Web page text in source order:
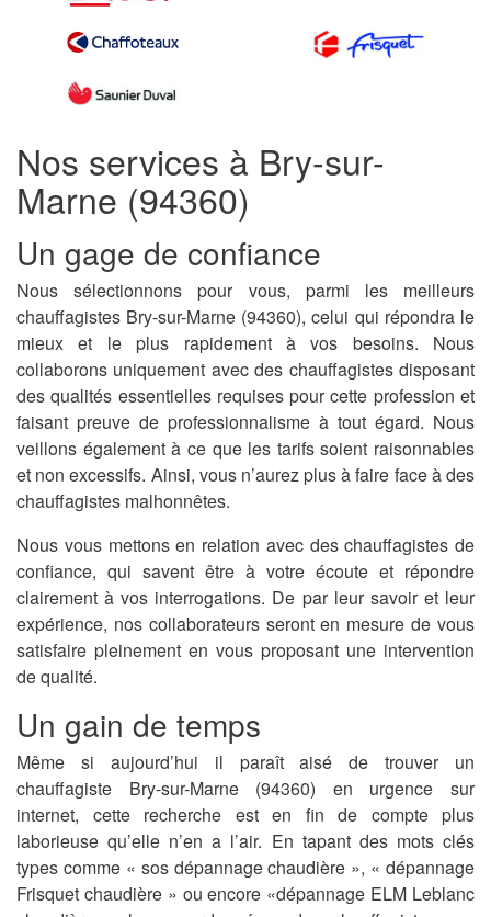
Nos services à Bry-sur-
Marne (94360)
Un gage de confiance
Nous sélectionnons pour vous, parmi les meilleurs
chauffagistes Bry-sur-Marne (94360), celui qui répondra le
mieux et le plus rapidement à vos besoins. Nous
collaborons uniquement avec des chauffagistes disposant
des qualités essentielles requises pour cette profession et
faisant preuve de professionnalisme à tout égard. Nous
veillons également à ce que les tarifs soient raisonnables
et non excessifs. Ainsi, vous n’aurez plus à faire face à des
chauffagistes malhonnêtes.
Nous vous mettons en relation avec des chauffagistes de
confiance, qui savent être à votre écoute et répondre
clairement à vos interrogations. De par leur savoir et leur
expérience, nos collaborateurs seront en mesure de vous
satisfaire pleinement en vous proposant une intervention
de qualité.
Un gain de temps
Même si aujourd’hui il paraît aisé de trouver un
chauffagiste Bry-sur-Marne (94360) en urgence sur
internet, cette recherche est en fin de compte plus
laborieuse qu’elle n’en a l’air. En tapant des mots clés
types comme « sos dépannage chaudière », « dépannage
Frisquet chaudière » ou encore «dépannage ELM Leblanc